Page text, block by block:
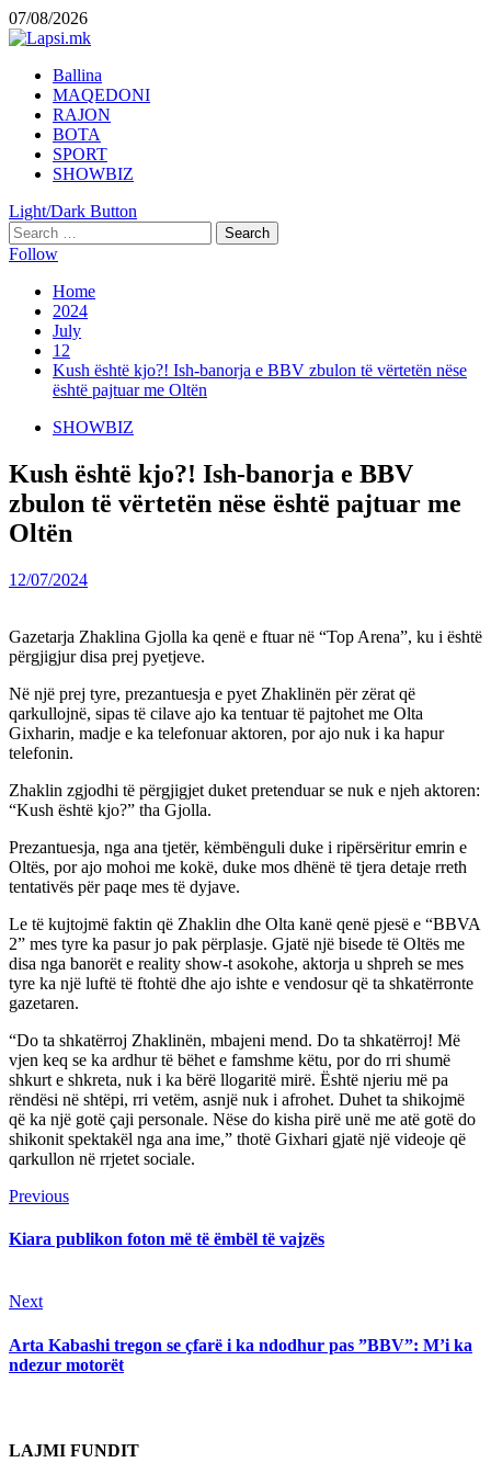
Skip
to
07/08/2026
Primary
Menu
Ballina
MAQEDONI
RAJON
BOTA
SPORT
SHOWBIZ
Light/Dark Button
Search
for:
Follow
Home
2024
July
12
Kush është kjo?! Ish-banorja e BBV zbulon të vërtetën nëse
është pajtuar me Oltën
SHOWBIZ
Kush është kjo?! Ish-banorja e BBV
zbulon të vërtetën nëse është pajtuar me
Oltën
12/07/2024
Gazetarja Zhaklina Gjolla ka qenë e ftuar në “Top Arena”, ku i është
përgjigjur disa prej pyetjeve.
Në një prej tyre, prezantuesja e pyet Zhaklinën për zërat që
qarkullojnë, sipas të cilave ajo ka tentuar të pajtohet me Olta
Gixharin, madje e ka telefonuar aktoren, por ajo nuk i ka hapur
telefonin.
Zhaklin zgjodhi të përgjigjet duket pretenduar se nuk e njeh aktoren:
“Kush është kjo?” tha Gjolla.
Prezantuesja, nga ana tjetër, këmbënguli duke i ripërsëritur emrin e
Oltës, por ajo mohoi me kokë, duke mos dhënë të tjera detaje rreth
tentativës për paqe mes të dyjave.
Le të kujtojmë faktin që Zhaklin dhe Olta kanë qenë pjesë e “BBVA
2” mes tyre ka pasur jo pak përplasje. Gjatë një bisede të Oltës me
disa nga banorët e reality show-t asokohe, aktorja u shpreh se mes
tyre ka një luftë të ftohtë dhe ajo ishte e vendosur që ta shkatërronte
gazetaren.
“Do ta shkatërroj Zhaklinën, mbajeni mend. Do ta shkatërroj! Më
vjen keq se ka ardhur të bëhet e famshme këtu, por do rri shumë
shkurt e shkreta, nuk i ka bërë llogaritë mirë. Është njeriu më pa
rëndësi në shtëpi, rri vetëm, asnjë nuk i afrohet. Duhet ta shikojmë
që ka një gotë çaji personale. Nëse do kisha pirë unë me atë gotë do
shikonit spektakël nga ana ime,” thotë Gixhari gjatë një videoje që
qarkullon në rrjetet sociale.
Continue
Reading
PreviousPrevious
Kiara publikon foton më të ëmbël të vajzës
NextNext
Arta Kabashi tregon se çfarë i ka ndodhur pas ”BBV”: M’i ka
ndezur motorët
LAJMI FUNDIT